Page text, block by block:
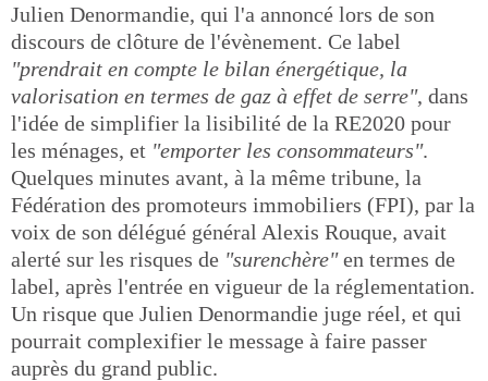
Julien Denormandie, qui l'a annoncé lors de son
discours de clôture de l'évènement. Ce label
"prendrait en compte le bilan énergétique, la
valorisation en termes de gaz à effet de serre", dans
l'idée de simplifier la lisibilité de la RE2020 pour
les ménages, et "emporter les consommateurs".
Quelques minutes avant, à la même tribune, la
Fédération des promoteurs immobiliers (FPI), par la
voix de son délégué général Alexis Rouque, avait
alerté sur les risques de "surenchère"en termes de
label, après l'entrée en vigueur de la réglementation.
Un risque que Julien Denormandie juge réel, et qui
pourrait complexifier le message à faire passer
auprès du grand public.